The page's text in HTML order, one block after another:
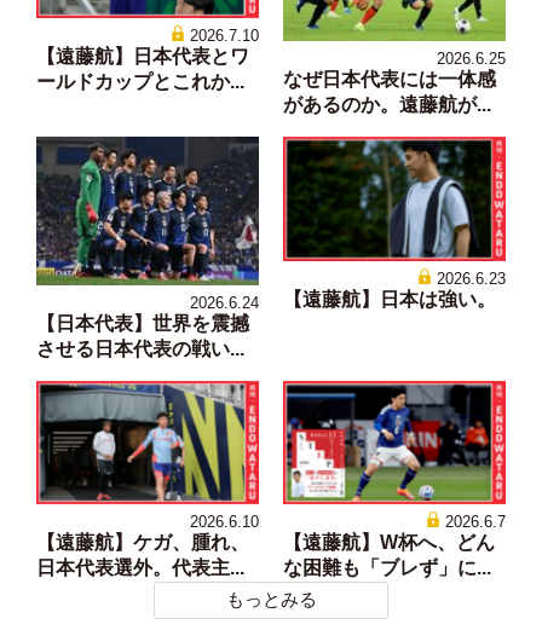
2026.7.10
【遠藤航】日本代表とワ
ールドカップとこれか...
2026.6.25
なぜ日本代表には一体感
があるのか。遠藤航が...
2026.6.24
【日本代表】世界を震撼
させる日本代表の戦い...
2026.6.23
【遠藤航】日本は強い。
2026.6.10
【遠藤航】ケガ、腫れ、
日本代表選外。代表主...
2026.6.7
【遠藤航】W杯へ、どん
な困難も「ブレず」に...
もっとみる